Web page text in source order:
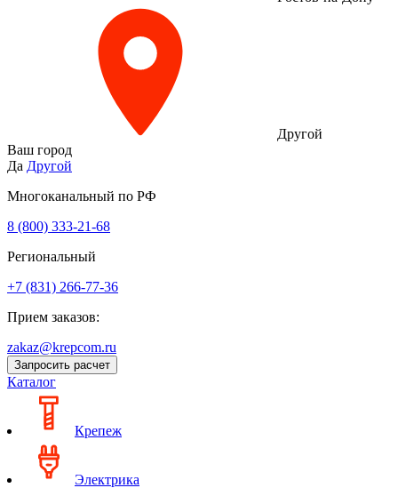
Другой
Ваш город
Да Другой
Многоканальный по РФ
8 (800) 333‑21-68
Региональный
+7 (831) 266-77-36
Прием заказов:
zakaz@krepcom.ru
Запросить расчет
Каталог
Крепеж
Электрика